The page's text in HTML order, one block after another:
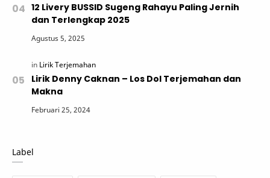
12 Livery BUSSID Sugeng Rahayu Paling Jernih
dan Terlengkap 2025
Lirik Denny Caknan – Los Dol Terjemahan dan
Makna
Label